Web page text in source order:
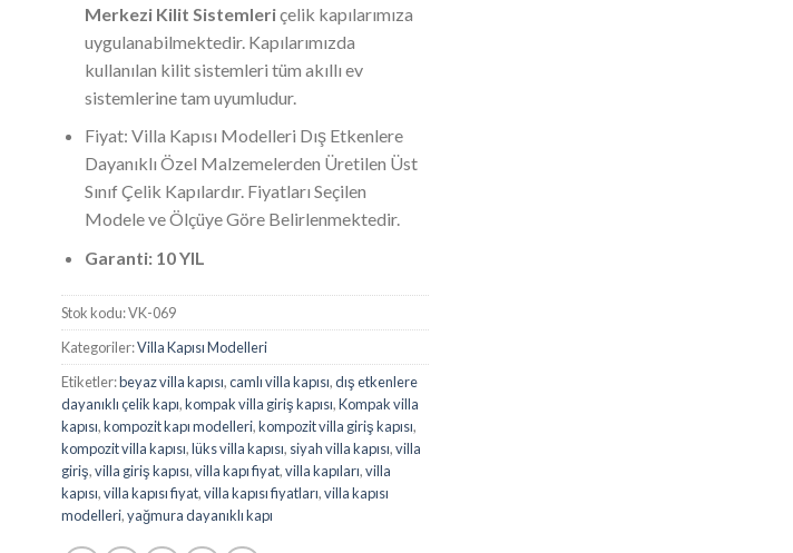
Merkezi Kilit Sistemleriçelik kapılarımıza
uygulanabilmektedir. Kapılarımızda
kullanılan kilit sistemleri tüm akıllı ev
sistemlerine tam uyumludur.
Fiyat: Villa Kapısı Modelleri Dış Etkenlere
Dayanıklı Özel Malzemelerden Üretilen Üst
Sınıf Çelik Kapılardır. Fiyatları Seçilen
Modele ve Ölçüye Göre Belirlenmektedir.
Garanti: 10 YIL
Stok kodu:VK-069
Kategoriler:Villa Kapısı Modelleri
Etiketler:beyaz villa kapısı,camlı villa kapısı,dış etkenlere
dayanıklı çelik kapı,kompak villa giriş kapısı,Kompak villa
kapısı,kompozit kapı modelleri,kompozit villa giriş kapısı,
kompozit villa kapısı,lüks villa kapısı, siyah villa kapısı,villa
giriş,villa giriş kapısı,villa kapı fiyat,villa kapıları,villa
kapısı,villa kapısı fiyat,villa kapısı fiyatları,villa kapısı
modelleri,yağmura dayanıklı kapı